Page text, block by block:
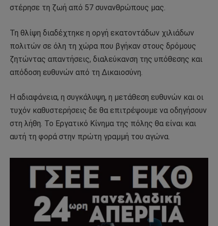
στέρησε τη ζωή από 57 συνανθρώπους μας.
Τη θλίψη διαδέχτηκε η οργή εκατοντάδων χιλιάδων
πολιτών σε όλη τη χώρα που βγήκαν στους δρόμους
ζητώντας απαντήσεις, διαλεύκανση της υπόθεσης και
απόδοση ευθυνών από τη Δικαιοσύνη.
Η αδιαφάνεια, η συγκάλυψη, η μετάθεση ευθυνών και οι
τυχόν καθυστερήσεις δε θα επιτρέψουμε να οδηγήσουν
στη λήθη. Το Εργατικό Κίνημα της πόλης θα είναι και
αυτή τη φορά στην πρώτη γραμμή του αγώνα.